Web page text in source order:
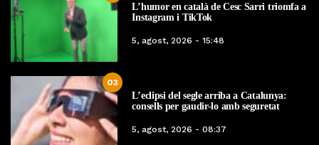
L’humor en català de Cesc Sarri triomfa a
Instagram i TikTok
5, agost, 2026 - 15:48
03
L’eclipsi del segle arriba a Catalunya:
consells per gaudir-lo amb seguretat
5, agost, 2026 - 08:37